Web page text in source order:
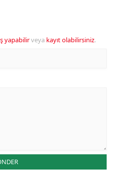
yapabilirveya kayıt olabilirsiniz.